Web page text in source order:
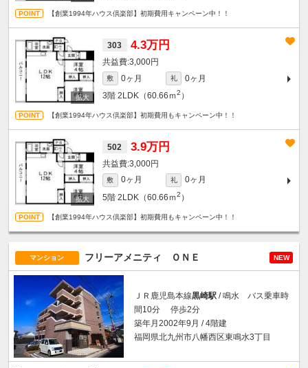
【創業1994年ハウス倶楽部】初期費用キャンペーン中！！
303 4.3万円
3,000円
敷 0ヶ月 礼
0ヶ月
3階 2LDK（60.66ｍ2 ）
【創業1994年ハウス倶楽部】初期費用もキャンペーン中！！
502 3.9万円
3,000円
敷 0ヶ月 礼
0ヶ月
5階 2LDK（60.66ｍ2 ）
【創業1994年ハウス倶楽部】初期費用もキャンペーン中！！
マンション フリーアメニティ ＯＮＥ NEW
ＪＲ鹿児島本線黒崎駅 / 鳴水 バス乗車時
間10分 停歩2分
築年月2002年9月 / 4階建
福岡県北九州市八幡西区東鳴水3丁目